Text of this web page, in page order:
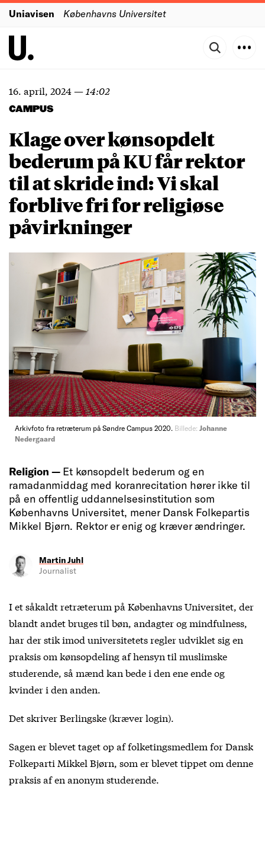
Uniavisen Københavns Universitet
16. april, 2024— 14:02
CAMPUS
Klage over kønsopdelt
bederum på KU får rektor
til at skride ind: Vi skal
forblive fri for religiøse
påvirkninger
Arkivfoto fra retræterum på Søndre Campus 2020. Billede: Johanne
Nedergaard
Religion — Et kønsopdelt bederum og en
ramadanmiddag med koranrecitation hører ikke til
på en offentlig uddannelsesinstitution som
Københavns Universitet, mener Dansk Folkepartis
Mikkel Bjørn. Rektor er enig og kræver ændringer.
Martin Juhl
Journalist
I et såkaldt retræterum på Københavns Universitet, der
blandt andet bruges til bøn, andagter og mindfulness,
har der stik imod universitetets regler udviklet sig en
praksis om kønsopdeling af hensyn til muslimske
studerende, så mænd kan bede i den ene ende og
kvinder i den anden.
Det skriverBerlingske (kræver login).
Sagen er blevet taget op af folketingsmedlem for Dansk
Folkeparti Mikkel Bjørn, som er blevet tippet om denne
praksis af en anonym studerende.